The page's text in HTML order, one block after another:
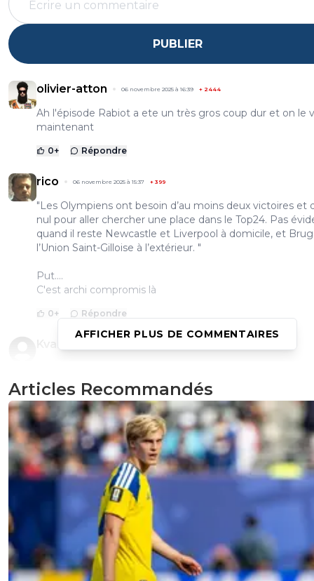
PUBLIER
olivier-atton 06 novembre 2025 à 16:39 + 2444
Ah l'épisode Rabiot a ete un très gros coup dur et on le
maintenant
0+ Répondre
rico 06 novembre 2025 à 15:37 + 399
"Les Olympiens ont besoin d’au moins deux victoires et
nul pour aller chercher une place dans le Top24. Pas
quand il reste Newcastle et Liverpool à domicile, et
l’Union Saint-Gilloise à l’extérieur. "
Put....
C'est archi compromis là
0+ Répondre
peu de temps encore ca lançait des fleurs à toute
affirmant même que l'absence de Rabiot était une
chose, le coach aussi s'y était mis, maintenant ca le
0+ Répondre
raymond-point 07 novembre 2025 à 10:31 +1438
Tu sais lire? C'est Di Meco qui parle là. Il a changé
Di Meco?
Répondre
le-lyonnais 06 novembre 2025 à 11:43 +92
AFFICHER PLUS DE COMMENTAIRES
Articles Recommandés